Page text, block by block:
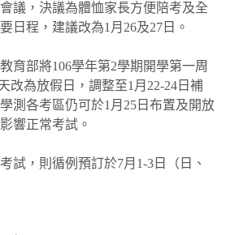
議，決議為體恤家長方便陪考及全
日程，建議改為1月26及27日。
育部將106學年第2學期開學第一周
改為放假日，調整至1月22-24日補
測各考區仍可於1月25日布置及開放
響正常考試。
試，則循例預訂於7月1-3日（日、